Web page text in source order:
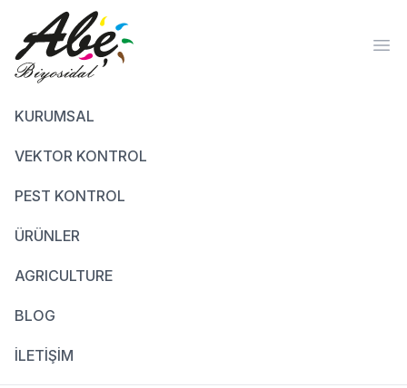
KURUMSAL
VEKTOR KONTROL
PEST KONTROL
ÜRÜNLER
AGRICULTURE
BLOG
İLETİŞİM